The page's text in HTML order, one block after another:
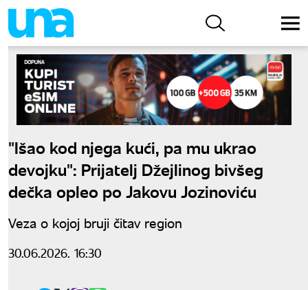
"Išao kod njega kući, pa mu ukrao
devojku": Prijatelj Džejlinog bivšeg
dečka opleo po Jakovu Jozinoviću
Veza o kojoj bruji čitav region
30.06.2026. 16:30